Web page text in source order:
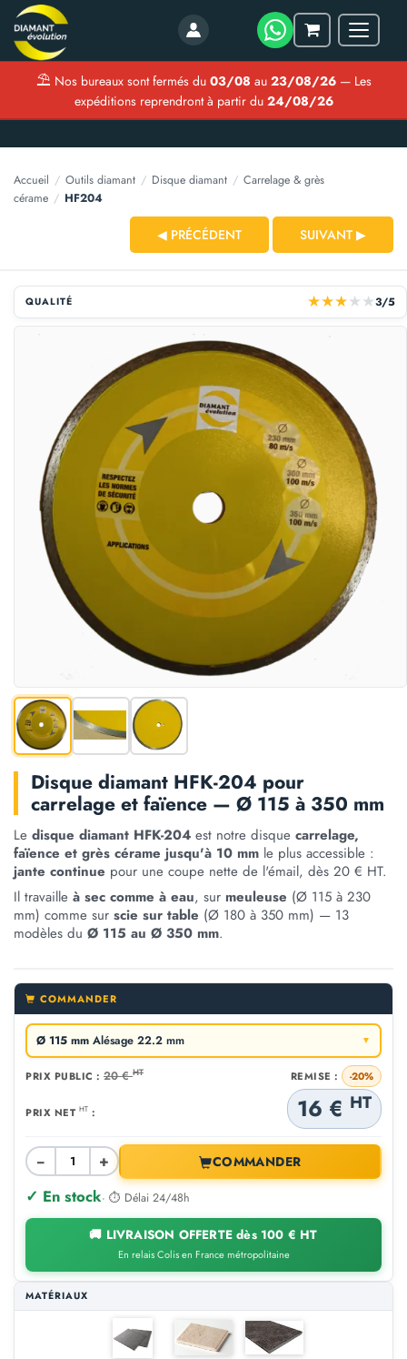
Mon
Menu
⛱ Nos bureaux sont fermés du 03/08 au 23/08/26— Les
expéditions reprendront à partir du 24/08/26
Accueil / Outils diamant / Disque diamant / Carrelage & grès
cérame / HF204
◀ PRÉCÉDENT SUIVANT ▶
QUALITÉ ★★★★ ★3/5
Disque diamant HFK-204 pour
carrelage et faïence — Ø 115 à 350 mm
Le disque diamant HFK-204 est notre disque carrelage,
faïence et grès cérame jusqu'à 10 mm le plus accessible :
jante continue pour une coupe nette de l'émail, dès 20 € HT.
Il travaille à sec comme à eau, sur meuleuse (Ø 115 à 230
mm) comme sur scie sur table (Ø 180 à 350 mm) — 13
modèles du Ø 115 au Ø 350 mm.
COMMANDER
Ø 115 mm Alésage 22.2 mm ▼
PRIX PUBLIC : 20 €HT REMISE : -20%
PRIX NET HT : 16 € HT
− + COMMANDER
✓ En stock· ⏱ Délai 24/48h
🚚 LIVRAISON OFFERTE dès 100 € HT
En relais Colis en France métropolitaine
MATÉRIAUX